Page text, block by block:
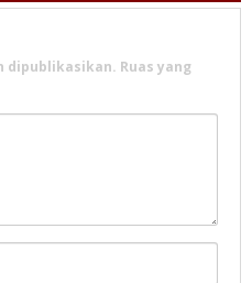
dipublikasikan. Ruas yang